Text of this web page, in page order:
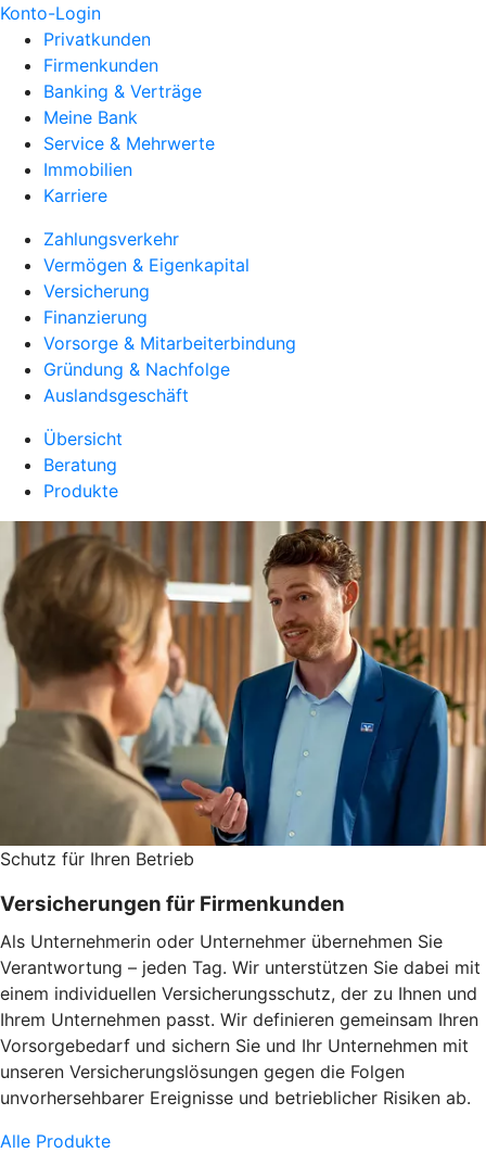
Konto-Login
Privatkunden
Firmenkunden
Banking & Verträge
Meine Bank
Service & Mehrwerte
Immobilien
Karriere
Zahlungsverkehr
Vermögen & Eigenkapital
Versicherung
Finanzierung
Vorsorge & Mitarbeiterbindung
Gründung & Nachfolge
Auslandsgeschäft
Übersicht
Beratung
Produkte
Schutz für Ihren Betrieb
Versicherungen für Firmenkunden
Als Unternehmerin oder Unternehmer übernehmen Sie
Verantwortung – jeden Tag. Wir unterstützen Sie dabei mit
einem individuellen Versicherungsschutz, der zu Ihnen und
Ihrem Unternehmen passt. Wir definieren gemeinsam Ihren
Vorsorgebedarf und sichern Sie und Ihr Unternehmen mit
unseren Versicherungslösungen gegen die Folgen
unvorhersehbarer Ereignisse und betrieblicher Risiken ab.
Alle Produkte